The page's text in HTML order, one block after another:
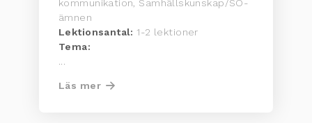
kommunikation, Samhällskunskap/SO-
ämnen
Lektionsantal: 1-2 lektioner
Tema:
Läs mer